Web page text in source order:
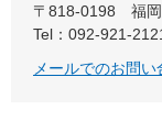
〒818-0198
福
Tel：092-921-
メールでのお問